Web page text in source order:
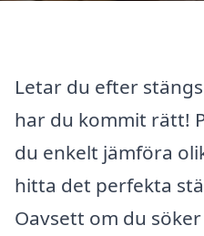
Letar du efter
har du kommit rätt!
du enkelt jämföra
hitta det perfekta
Oavsett om du